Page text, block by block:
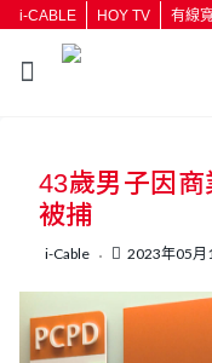
i-CABLE HOY TV 有線
43歲男子因
被捕
i-Cable 2023年05月